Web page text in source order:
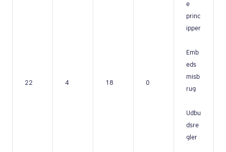
22 4 18 0
e
princ
ipper
Emb
eds
misb
rug
Udbu
dsre
gler